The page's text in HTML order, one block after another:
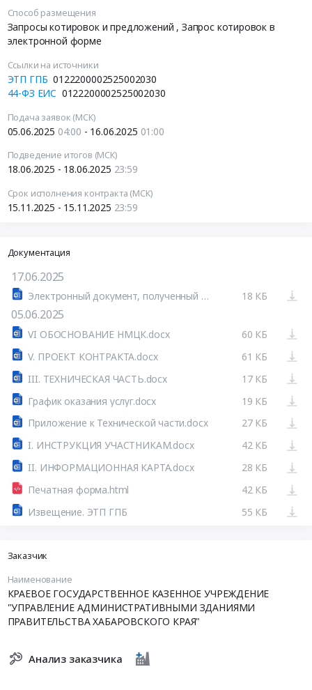
Способ размещения
Запросы котировок и предложений , Запрос котировок в
электронной форме
Ссылки на источники
ЭТП ГПБ 0122200002525002030
44-ФЗ ЕИС 0122200002525002030
Подача заявок (МСК)
05.06.2025 04:00 - 16.06.2025 01:00
Подведение итогов (МСК)
18.06.2025 - 18.06.2025 23:59
Срок исполнения контракта (МСК)
15.11.2025 - 15.11.2025 23:59
Документация
17.06.2025
Электронный документ, полученный из внешней системы.docx 18 КБ
05.06.2025
VI ОБОСНОВАНИЕ НМЦК.docx
60 КБ
V. ПРОЕКТ КОНТРАКТА.docx
61 КБ
III. ТЕХНИЧЕСКАЯ ЧАСТЬ.docx
17 КБ
График оказания услуг.docx
19 КБ
Приложение к Технической части.docx
27 КБ
I. ИНСТРУКЦИЯ УЧАСТНИКАМ.docx
42 КБ
II. ИНФОРМАЦИОННАЯ КАРТА.docx
28 КБ
Печатная форма.html
42 КБ
Извещение. ЭТП ГПБ
55 КБ
Заказчик
Наименование
КРАЕВОЕ ГОСУДАРСТВЕННОЕ КАЗЕННОЕ УЧРЕЖДЕНИЕ
"УПРАВЛЕНИЕ АДМИНИСТРАТИВНЫМИ ЗДАНИЯМИ
ПРАВИТЕЛЬСТВА ХАБАРОВСКОГО КРАЯ"
Анализ заказчика